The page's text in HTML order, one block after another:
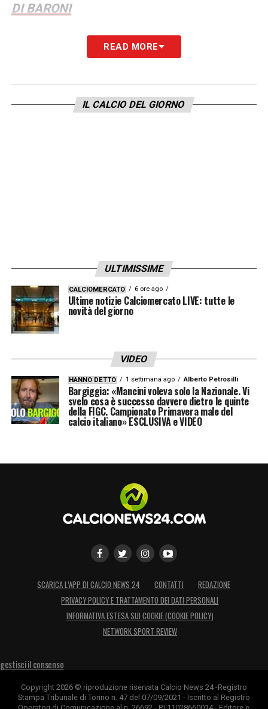
DI BARONI
LA PLAYLIST DELLE NOSTRE TOP NEWS
READ MORE
IL CALCIO DEL GIORNO
ULTIMISSIME
CALCIOMERCATO 6 ore ago
Ultime notizie Calciomercato LIVE: tutte le
novità del giorno
VIDEO
HANNO DETTO 1 settimana ago Alberto Petrosilli
Bargiggia: «Mancini voleva solo la Nazionale. Vi
svelo cosa è successo davvero dietro le quinte
della FIGC. Campionato Primavera male del
calcio italiano» ESCLUSIVA e VIDEO
SCARICA L’APP DI CALCIO NEWS 24 CONTATTI
REDAZIONE
PRIVACY POLICY E TRATTAMENTO DEI DATI PERSONALI
INFORMATIVA ESTESA SUI COOKIE (COOKIE POLICY)
NETWORK SPORT REVIEW
gestisci il consenso
Copyright 2026 © riproduzione riservata Calcio News 24 -Registro
Stampa Tribunale di Torino n. 47 del 07/09/2021 - Iscritto al Registro